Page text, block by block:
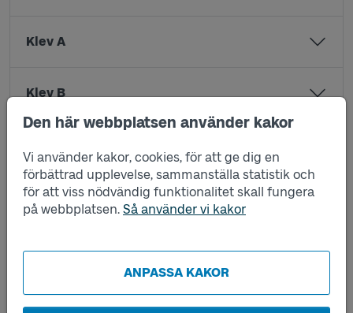
Den här webbplatsen använder kakor
Vi använder kakor, cookies, för att ge dig en
förbättrad upplevelse, sammanställa statistik och
för att viss nödvändig funktionalitet skall fungera
på webbplatsen. Så använder vi kakor
ANPASSA KAKOR
Klev A
Klev B
Klägghult B
Kullboarp B